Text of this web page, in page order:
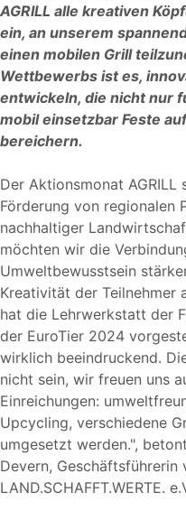
AGRILL alle kreativen
ein, an unserem
einen mobilen Grill
Wettbewerbs ist es,
entwickeln, die nicht nur
mobil einsetzbar Feste
bereichern.
Der Aktionsmonat
Förderung von regionalen
nachhaltiger
möchten wir die
Umweltbewusstsein
Kreativität der Teilnehmer
hat die Lehrwerkstatt der
der EuroTier 2024
wirklich beeindruckend.
nicht sein, wir freuen uns
Einreichungen:
Upcycling, verschiedene
umgesetzt werden. ,
Devern, Geschäftsführerin
LAND.SCHAFFT.WERTE.